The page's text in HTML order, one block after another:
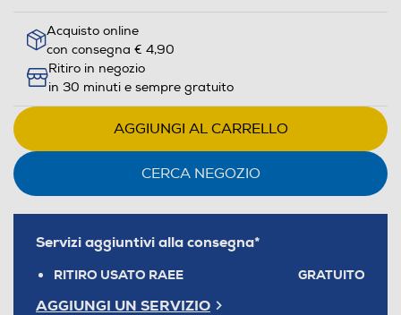
Acquisto online
con consegna € 4,90
Ritiro in negozio
in 30 minuti e sempre gratuito
AGGIUNGI AL CARRELLO
CERCA NEGOZIO
Servizi aggiuntivi alla consegna*
RITIRO USATO RAEE GRATUITO
AGGIUNGI UN SERVIZIO